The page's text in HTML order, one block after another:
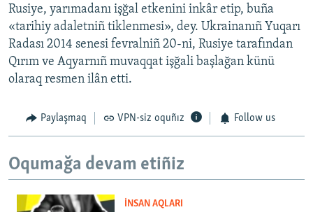
Rusiye, yarımadanı işğal etkenini inkâr etip, buña
«tarihiy adaletniñ tiklenmesi», dey. Ukrainanıñ Yuqarı
Radası 2014 senesi fevralniñ 20-ni, Rusiye tarafından
Qırım ve Aqyarnıñ muvaqqat işğali başlağan künü
olaraq resmen ilân etti.
Paylaşmaq VPN-siz oquñız Follow us
Oqumağa devam etiñiz
İNSAN AQLARI